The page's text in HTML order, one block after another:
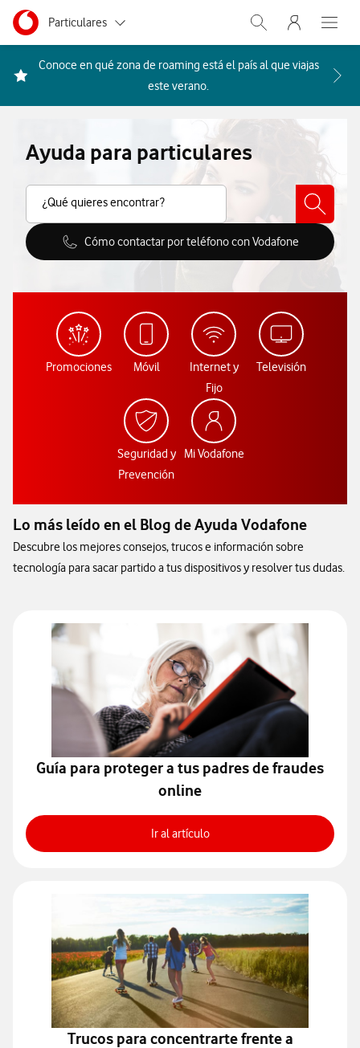
Ir a la pagina principal de vodafone.es
Menu navegación Segmento
Particulares
Autónomos
y AA.PP.
Abrir buscador.
Menu
Abre
Conoce en qué zona de roaming está el país al que viajas
este verano. Acceder a la FAQ Qué
Ayuda para particulares
¿Qué quieres encontrar?
Buscar Contenido
Cómo contactar por teléfono con Vodafone
Cómo contactar por teléfono con
Promociones Móvil
Internet y
Fijo
Televisión
Seguridad y
Prevención
Mi Vodafone
Lo más leído en el Blog de Ayuda Vodafone
Descubre los mejores consejos, trucos e información sobre
tecnología para sacar partido a tus dispositivos y resolver tus dudas.
Guía para proteger a tus padres de fraudes
online
Ir al artículoGuía para proteger a tus
Trucos para concentrarte frente a